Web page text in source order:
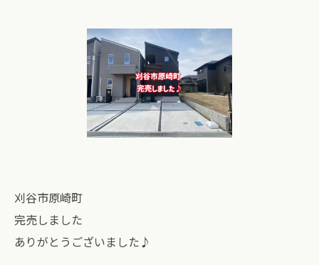
刈谷市原崎町
完売しました
ありがとうございました♪